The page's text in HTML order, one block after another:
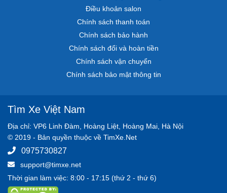
Điều khoản salon
Chính sách thanh toán
Chính sách bảo hành
Chính sách đổi và hoàn tiền
Chính sách vận chuyển
Chính sách bảo mật thông tin
Tìm Xe Việt Nam
Địa chỉ: VP6 Linh Đàm, Hoàng Liệt, Hoàng Mai, Hà Nội
© 2019 - Bản quyền thuộc về TimXe.Net
0975730827
support@timxe.net
Thời gian làm việc: 8:00 - 17:15 (thứ 2 - thứ 6)